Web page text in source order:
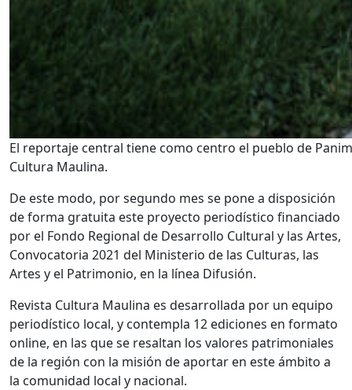
El reportaje central tiene como centro el pueblo de
Cultura Maulina.
De este modo, por segundo mes se pone a disposición
de forma gratuita este proyecto periodístico financiado
por el Fondo Regional de Desarrollo Cultural y las Artes,
Convocatoria 2021 del Ministerio de las Culturas, las
Artes y el Patrimonio, en la línea Difusión.
Revista Cultura Maulina es desarrollada por un equipo
periodístico local, y contempla 12 ediciones en formato
online, en las que se resaltan los valores patrimoniales
de la región con la misión de aportar en este ámbito a
la comunidad local y nacional.